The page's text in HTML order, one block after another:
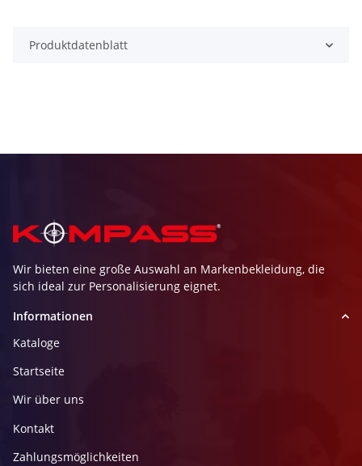
Produktdatenblatt
Wir bieten eine große Auswahl an Markenbekleidung, die
sich ideal zur Personalisierung eignet.
Informationen
Kataloge
Startseite
Wir über uns
Kontakt
Zahlungsmöglichkeiten